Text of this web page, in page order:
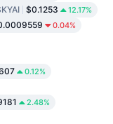
$0.1253 12.17%
0.04%
0.12%
2.48%